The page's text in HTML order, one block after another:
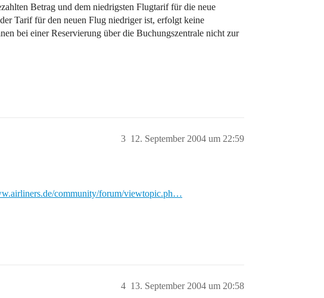
Betrag und dem niedrigsten Flugtarif für die neue
Tarif für den neuen Flug niedriger ist, erfolgt keine
bei einer Reservierung über die Buchungszentrale nicht zur
12. September 2004 um 22:59
3
community/forum/viewtopic.ph…
13. September 2004 um 20:58
4